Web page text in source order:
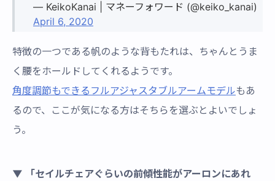
— KeikoKanai | マネーフォワード (@keiko_kanai)
April 6, 2020
特徴の一つである帆のような背もたれは、ちゃんとうま
く腰をホールドしてくれるようです。
角度調節もできるフルアジャスタブルアームモデルもあ
るので、ここが気になる方はそちらを選ぶとよいでしょ
う。
▼ 「セイルチェアぐらいの前傾性能がアーロンにあれ